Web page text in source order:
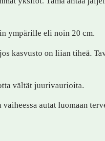
ympärille eli noin 20 cm.
kasvusto on liian tiheä.
vältät juurivaurioita.
autat luomaan